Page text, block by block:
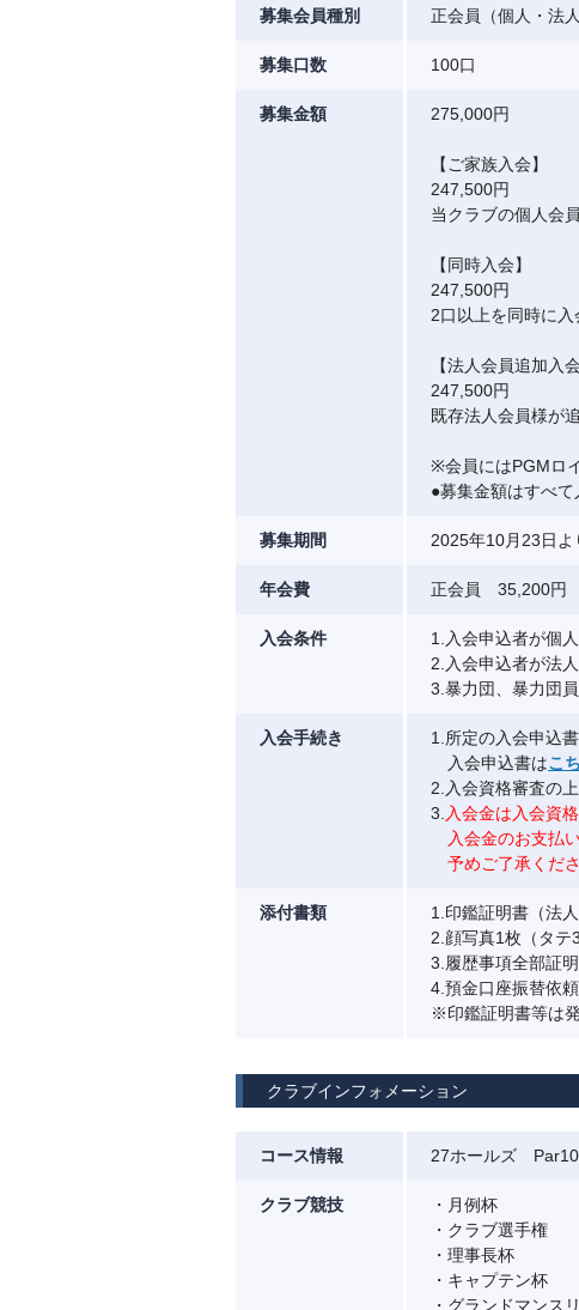
募集会員種別 正会員（個人・法人
募集口数 100口
募集金額 275,000円
【ご家族入会】
247,500円
当クラブの個人会
【同時入会】
247,500円
2口以上を同時に入
【法人会員追加入会
247,500円
既存法人会員様が
※会員にはPGMロ
●募集金額はすべて
募集期間 2025年10月23日よ
年会費 正会員 35,200円
入会条件
1.入会申込者が個
2.入会申込者が法
3.暴力団、暴力団
入会手続き
1.所定の入会申込
入会申込書はこ
2.入会資格審査の
3. 入会金は入会資
入会金のお支払
予めご了承くださ
添付書類
1.印鑑証明書（法
2.顔写真1枚（タテ
3.履歴事項全部証
4.預金口座振替依
※印鑑証明書等は
クラブインフォメーション
コース情報 27ホールズ
クラブ競技
・月例杯
・クラブ選手権
・理事長杯
・キャプテン杯
・グランドマンス